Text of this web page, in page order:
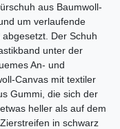
aus Baumwoll-
um verlaufende
Der Schuh
unter der
An- und
Canvas mit textiler
Gummi, die sich der
heller als auf dem
in schwarz